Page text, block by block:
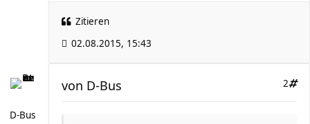
Zitieren
02.08.2015, 15:43
D-Bus
2
von D-Bus